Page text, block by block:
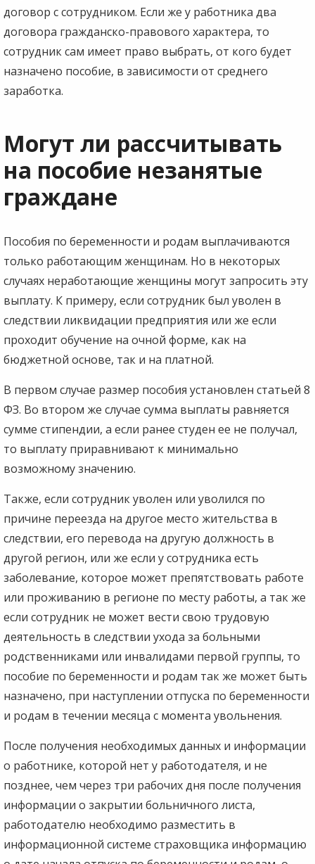
договор с сотрудником. Если же у работника два
договора гражданско-правового характера, то
сотрудник сам имеет право выбрать, от кого будет
назначено пособие, в зависимости от среднего
заработка.
Могут ли рассчитывать
на пособие незанятые
граждане
Пособия по беременности и родам выплачиваются
только работающим женщинам. Но в некоторых
случаях неработающие женщины могут запросить эту
выплату. К примеру, если сотрудник был уволен в
следствии ликвидации предприятия или же если
проходит обучение на очной форме, как на
бюджетной основе, так и на платной.
В первом случае размер пособия установлен статьей 8
ФЗ. Во втором же случае сумма выплаты равняется
сумме стипендии, а если ранее студен ее не получал,
то выплату приравнивают к минимально
возможному значению.
Также, если сотрудник уволен или уволился по
причине переезда на другое место жительства в
следствии, его перевода на другую должность в
другой регион, или же если у сотрудника есть
заболевание, которое может препятствовать работе
или проживанию в регионе по месту работы, а так же
если сотрудник не может вести свою трудовую
деятельность в следствии ухода за больными
родственниками или инвалидами первой группы, то
пособие по беременности и родам так же может быть
назначено, при наступлении отпуска по беременности
и родам в течении месяца с момента увольнения.
После получения необходимых данных и информации
о работнике, которой нет у работодателя, и не
позднее, чем через три рабочих дня после получения
информации о закрытии больничного листа,
работодателю необходимо разместить в
информационной системе страховщика информацию